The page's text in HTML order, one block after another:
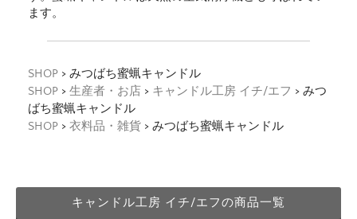
ます。
SHOP > みつばち蜜蝋キャンドル
SHOP > 生産者・お店 > キャンドル工房 イチ/エフ > みつ
ばち蜜蝋キャンドル
SHOP > 衣料品・雑貨 > みつばち蜜蝋キャンドル
キャンドル工房 イチ/エフの商品一覧